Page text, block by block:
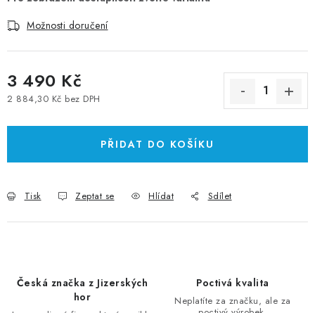
Možnosti doručení
3 490 Kč
2 884,30 Kč bez DPH
PŘIDAT DO KOŠÍKU
Tisk Zeptat se Hlídat Sdílet
Česká značka z Jizerských
hor
Poctivá kvalita
Neplatíte za značku, ale za